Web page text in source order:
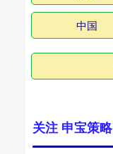
中国
关注 申宝策略